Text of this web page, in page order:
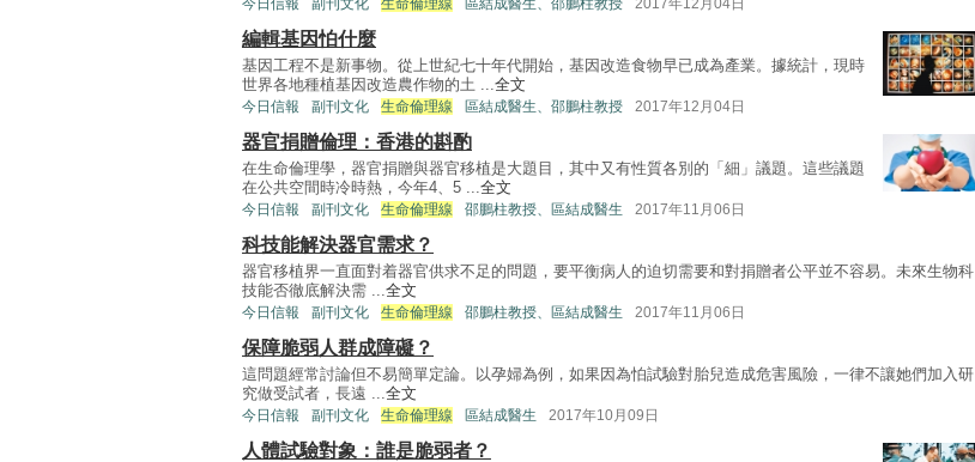
今日信報 副刊文化 生命倫理線 區結成醫生、邵鵬柱教授 2017年12月04日
編輯基因怕什麼
基因工程不是新事物。從上世紀七十年代開始，基因改造食物早已成為產業。據統計，現時
世界各地種植基因改造農作物的土 ...全文
今日信報 副刊文化 生命倫理線 區結成醫生、邵鵬柱教授 2017年12月04日
器官捐贈倫理：香港的斟酌
在生命倫理學，器官捐贈與器官移植是大題目，其中又有性質各別的「細」議題。這些議題
在公共空間時冷時熱，今年4、5 ...全文
今日信報 副刊文化 生命倫理線 邵鵬柱教授、區結成醫生 2017年11月06日
科技能解決器官需求？
器官移植界一直面對着器官供求不足的問題，要平衡病人的迫切需要和對捐贈者公平並不容易。未來生物科
技能否徹底解決需 ...全文
今日信報 副刊文化 生命倫理線 邵鵬柱教授、區結成醫生 2017年11月06日
保障脆弱人群成障礙？
這問題經常討論但不易簡單定論。以孕婦為例，如果因為怕試驗對胎兒造成危害風險，一律不讓她們加入研
究做受試者，長遠 ...全文
今日信報 副刊文化 生命倫理線 區結成醫生 2017年10月09日
人體試驗對象：誰是脆弱者？